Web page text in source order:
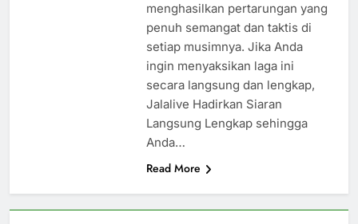
menghasilkan pertarungan yang
penuh semangat dan taktis di
setiap musimnya. Jika Anda
ingin menyaksikan laga ini
secara langsung dan lengkap,
Jalalive Hadirkan Siaran
Langsung Lengkap sehingga
Anda…
Read More